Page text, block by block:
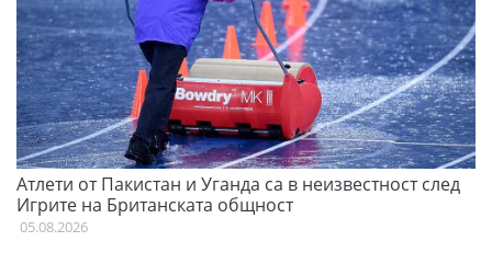
Атлети от Пакистан и Уганда са в неизвестност след
Игрите на Британската общност
05.08.2026